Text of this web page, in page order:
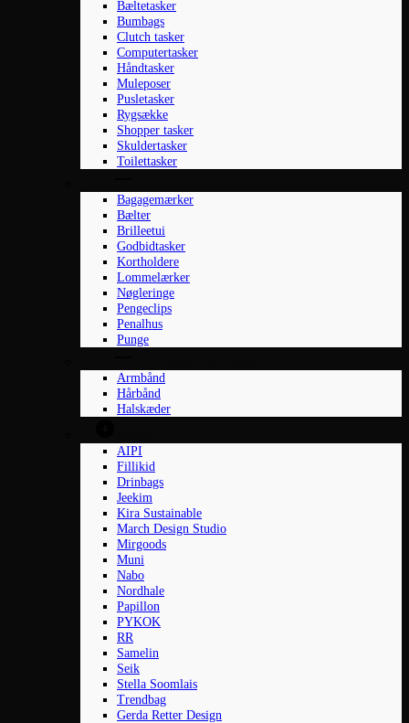
Bæltetasker
Bumbags
Clutch tasker
Computertasker
Håndtasker
Muleposer
Pusletasker
Rygsække
Shopper tasker
Skuldertasker
Toilettasker
Bagagemærker
Bælter
Brilleetui
Godbidtasker
Kortholdere
Lommelærker
Nøgleringe
Pengeclips
Penalhus
Punge
Armbånd
Hårbånd
Halskæder
AIPI
Fillikid
Drinbags
Jeekim
Kira Sustainable
March Design Studio
Mirgoods
Muni
Nabo
Nordhale
Papillon
PYKOK
RR
Samelin
Seik
Stella Soomlais
Trendbag
Gerda Retter Design